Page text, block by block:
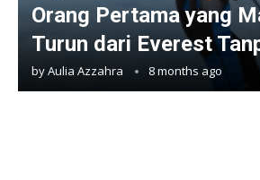
Orang Pertama yang
Turun dari Everest
byAulia Azzahra 8 months ago